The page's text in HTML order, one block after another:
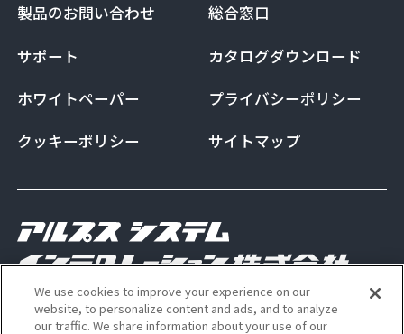
製品のお問い合わせ
総合窓口
サポート
カタログダウンロード
ホワイトペーパー
プライバシーポリシー
クッキーポリシー
サイトマップ
Copyright Alps System Integration Co., Ltd. All
We use cookies to improve your experience on our
website, to personalize content and ads, and to analyze
our traffic. We share information about your use of our